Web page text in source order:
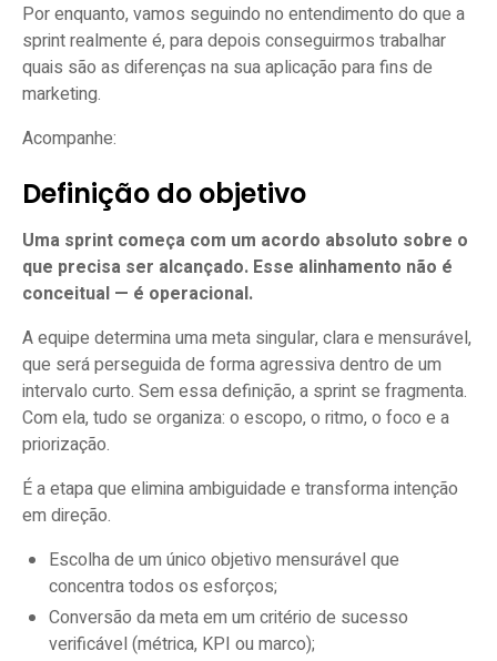
Por enquanto, vamos seguindo no entendimento do que a
sprint realmente é, para depois conseguirmos trabalhar
quais são as diferenças na sua aplicação para fins de
marketing.
Acompanhe:
Definição do objetivo
Uma sprint começa com um acordo absoluto sobre o
que precisa ser alcançado. Esse alinhamento não é
conceitual — é operacional.
A equipe determina uma meta singular, clara e mensurável,
que será perseguida de forma agressiva dentro de um
intervalo curto. Sem essa definição, a sprint se fragmenta.
Com ela, tudo se organiza: o escopo, o ritmo, o foco e a
priorização.
É a etapa que elimina ambiguidade e transforma intenção
em direção.
Escolha de um único objetivo mensurável que
concentra todos os esforços;
Conversão da meta em um critério de sucesso
verificável (métrica, KPI ou marco);